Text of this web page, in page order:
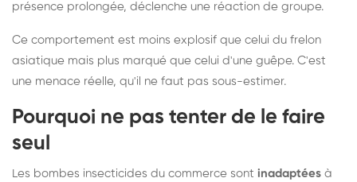
présence prolongée, déclenche une réaction de groupe.
Ce comportement est moins explosif que celui du frelon
asiatique mais plus marqué que celui d'une guêpe. C'est
une menace réelle, qu'il ne faut pas sous-estimer.
Pourquoi ne pas tenter de le faire
seul
Les bombes insecticides du commerce sont inadaptées à